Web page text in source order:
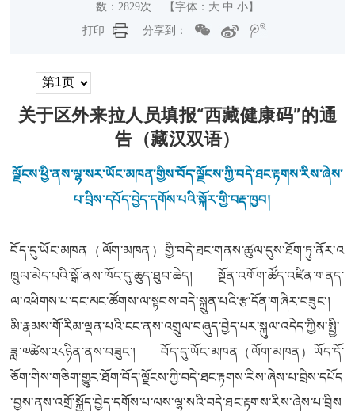
数： 2829次 【字体： 大 中 小】
打印
分享到：
关于区外来拉人员填报“西藏健康码”的通
告（藏汉双语）
ལྗོངས་ཕྱི་ནས་ལྷ་སར་ཡོང་མཁན་གྱིས་བོད་ལྗོངས་ཀྱི་བདེ་ཐང་རྟགས་རིས་ཞེས་
པ་བྲིས་དཔོད་བྱེད་དགོས་པའི་སྐོར་གྱི་བརྡ་ཁྱབ།
བོད་དུ་ཡོང་མཁན（ལོག་མཁན）གྱི་བདེ་ཐང་གནས་ཚུལ་དུས་ཐོག་ཏུ་ནོར་འ
ཁྲུལ་མེད་པའི་སྒོ་ནས་ཁོང་དུ་ཆུད་ཐུབ་ཆེད། སྔོན་འགོག་ཚོད་འཛིན་གནད་
ལ་འཕིགས་པ་དང་མང་ཚོགས་ལ་སྟབས་བདེ་སྐྲུན་པའི་རྩ་དོན་གཞིར་བཟུང་།
མི་རྣམས་གོ་རིམ་ལྡན་པའི་ངང་ནས་འགྲུལ་བཞུད་བྱེད་པར་སྐུལ་འདེད་ཀྱིས་སྤྱི་
ཟླ་༧ཚེས་༢༨ཉིན་ནས་བཟུང་། བོད་དུ་ཡོང་མཁན（ལོག་མཁན）ཡོད་དོ་
ཅོག་གིས་གཅིག་གྱུར་ཐོག་བོད་ལྗོངས་ཀྱི་བདེ་ཐང་རྟགས་རིས་ཞེས་པ་བྲིས་དཔོད
་བྱས་ནས་འགྲོ་སྐྱོད་བྱེད་དགོས་པ་ལས་ལྷ་སའི་བདེ་ཐང་རྟགས་རིས་ཞེས་པ་བྲིས